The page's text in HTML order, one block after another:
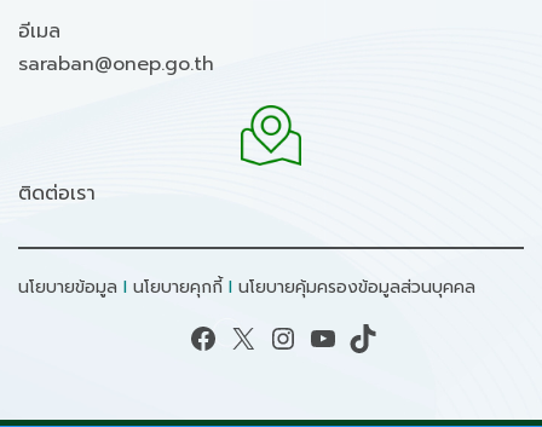
อีเมล
saraban@onep.go.th
ติดต่อเรา
นโยบายข้อมูล I นโยบายคุกกี้ I นโยบายคุ้มครองข้อมูลส่วนบุคคล
Facebook X Instagram YouTube TikTok